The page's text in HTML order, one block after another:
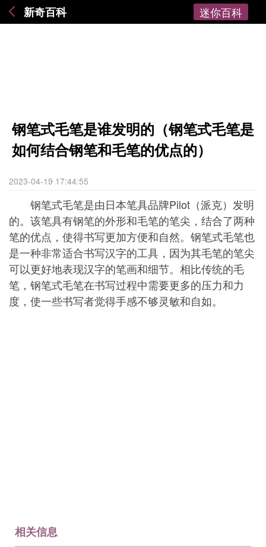
新奇百科 迷你百科
钢笔式毛笔是谁发明的（钢笔式毛笔是
如何结合钢笔和毛笔的优点的）
2023-04-19 17:44:55
钢笔式毛笔是由日本笔具品牌Pilot（派克） 发明
的。该笔具有钢笔的外形和毛笔的笔尖，结合了两种
笔的优点，使得书写更加方便和自然。钢笔式毛笔也
是一种非常适合书写汉字的工具，因为其毛笔的笔尖
可以更好地表现汉字的笔画和细节。相比传统的毛
笔，钢笔式毛笔在书写过程中需要更多的压力和力
度，使一些书写者觉得手感不够灵敏和自如。
相关信息